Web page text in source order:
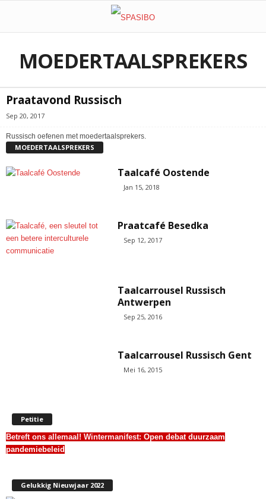
MOEDERTAALSPREKERS
Praatavond Russisch
Sep 20, 2017
Russisch oefenen met moedertaalsprekers.
MOEDERTAALSPREKERS
Taalcafé Oostende
Jan 15, 2018
Praatcafé Besedka
Sep 12, 2017
Taalcarrousel Russisch
Antwerpen
Sep 25, 2016
Taalcarrousel Russisch Gent
Mei 16, 2015
Petitie
Betreft ons allemaal! Wintermanifest: Open debat duurzaam
pandemiebeleid
Gelukkig Nieuwjaar 2022